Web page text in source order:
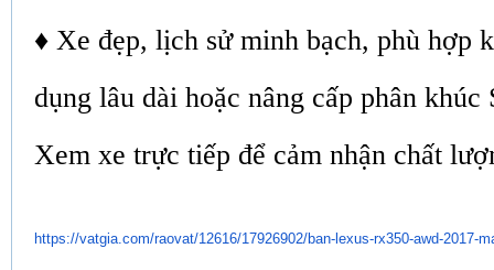
♦ Xe đẹp, lịch sử minh bạch, phù hợp
dụng lâu dài hoặc nâng cấp phân khúc
Xem xe trực tiếp để cảm nhận chất
https://vatgia.com/raovat/12616/17926902/ban-lexus-rx350-awd-2017-